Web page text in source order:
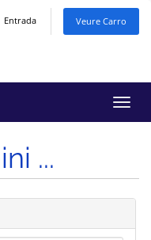
Entrada Veure Carro
la
...